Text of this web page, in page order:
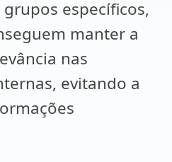
específicos,
manter a
nas
evitando a